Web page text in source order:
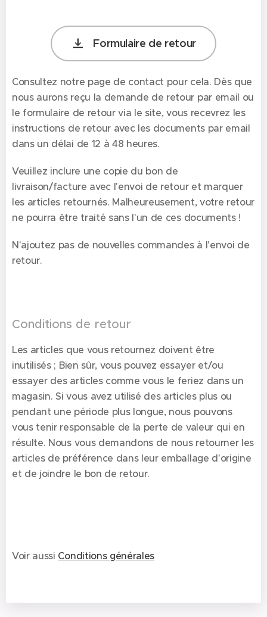
Formulaire de retour
Consultez notre page de contact pour cela. Dès que
nous aurons reçu la demande de retour par email ou
le formulaire de retour via le site, vous recevrez les
instructions de retour avec les documents par email
dans un délai de 12 à 48 heures.
Veuillez inclure une copie du bon de
livraison/facture avec l'envoi de retour et marquer
les articles retournés. Malheureusement, votre retour
ne pourra être traité sans l'un de ces documents !
N'ajoutez pas de nouvelles commandes à l'envoi de
retour.
Conditions de retour
Les articles que vous retournez doivent être
inutilisés ; Bien sûr, vous pouvez essayer et/ou
essayer des articles comme vous le feriez dans un
magasin. Si vous avez utilisé des articles plus ou
pendant une période plus longue, nous pouvons
vous tenir responsable de la perte de valeur qui en
résulte. Nous vous demandons de nous retourner les
articles de préférence dans leur emballage d'origine
et de joindre le bon de retour.
Voir aussi Conditions générales